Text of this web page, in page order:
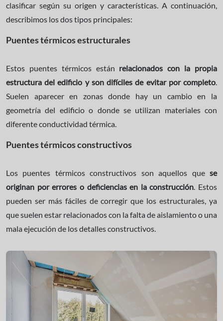
clasificar según su origen y características. A continuación,
describimos los dos tipos principales:
Puentes térmicos estructurales
Estos puentes térmicos están relacionados con la propia
estructura del edificio y son difíciles de evitar por completo.
Suelen aparecer en zonas donde hay un cambio en la
geometría del edificio o donde se utilizan materiales con
diferente conductividad térmica.
Puentes térmicos constructivos
Los puentes térmicos constructivos son aquellos que se
originan por errores o deficiencias en la construcción. Estos
pueden ser más fáciles de corregir que los estructurales, ya
que suelen estar relacionados con la falta de aislamiento o una
mala ejecución de los detalles constructivos.